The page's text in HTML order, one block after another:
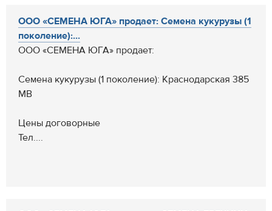
ООО «СЕМЕНА ЮГА» продает: Семена кукурузы (1
поколение):...
ООО «СЕМЕНА ЮГА» продает:
Семена кукурузы (1 поколение): Краснодарская 385
МВ
Цены договорные
Тел....